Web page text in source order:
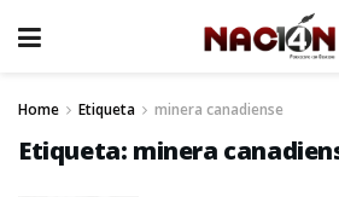
Home Etiqueta minera canadiense
Etiqueta: minera